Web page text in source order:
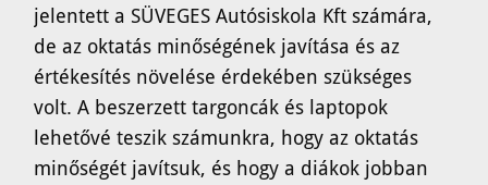
jelentett a SÜVEGES Autósiskola Kft számára,
de az oktatás minőségének javítása és az
értékesítés növelése érdekében szükséges
volt. A beszerzett targoncák és laptopok
lehetővé teszik számunkra, hogy az oktatás
minőségét javítsuk, és hogy a diákok jobban